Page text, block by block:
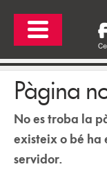
Pàgina
No es troba la
existeix o bé ha
servidor.